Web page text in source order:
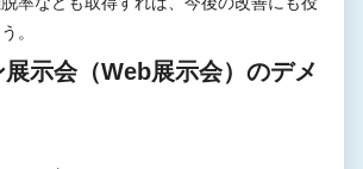
。
示会（Web展示会）のデメ